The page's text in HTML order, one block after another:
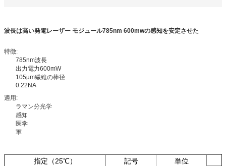
波長は高い発電レーザー モジュール785nm 600mwの感知を安定させた
特徴:
785nm波長
出力電力600mW
105µm繊維の棒径
0.22NA
適用:
ラマン分光学
感知
医学
軍
指定（25℃） 記号 単位